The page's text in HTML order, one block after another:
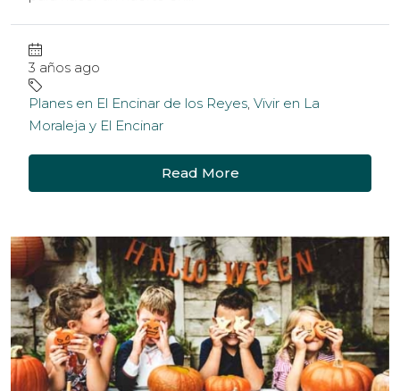
3 años ago
Planes en El Encinar de los Reyes, Vivir en La
Moraleja y El Encinar
Read More